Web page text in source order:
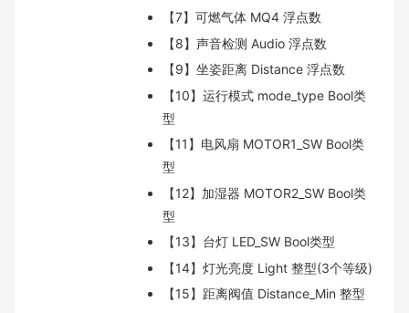
【7】可燃气体 MQ4 浮点数
【8】声音检测 Audio 浮点数
【9】坐姿距离 Distance 浮点数
【10】运行模式 mode_type Bool类
型
【11】电风扇 MOTOR1_SW Bool类
型
【12】加湿器 MOTOR2_SW Bool类
型
【13】台灯 LED_SW Bool类型
【14】灯光亮度 Light 整型(3个等级)
【15】距离阀值 Distance_Min 整型